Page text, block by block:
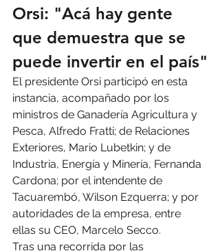
Orsi: "Acá hay gente
que demuestra que se
puede invertir en el país"
El presidente Orsi participó en esta
instancia, acompañado por los
ministros de Ganadería Agricultura y
Pesca, Alfredo Fratti; de Relaciones
Exteriores, Mario Lubetkin; y de
Industria, Energía y Minería, Fernanda
Cardona; por el intendente de
Tacuarembó, Wilson Ezquerra; y por
autoridades de la empresa, entre
ellas su CEO, Marcelo Secco.
Tras una recorrida por las